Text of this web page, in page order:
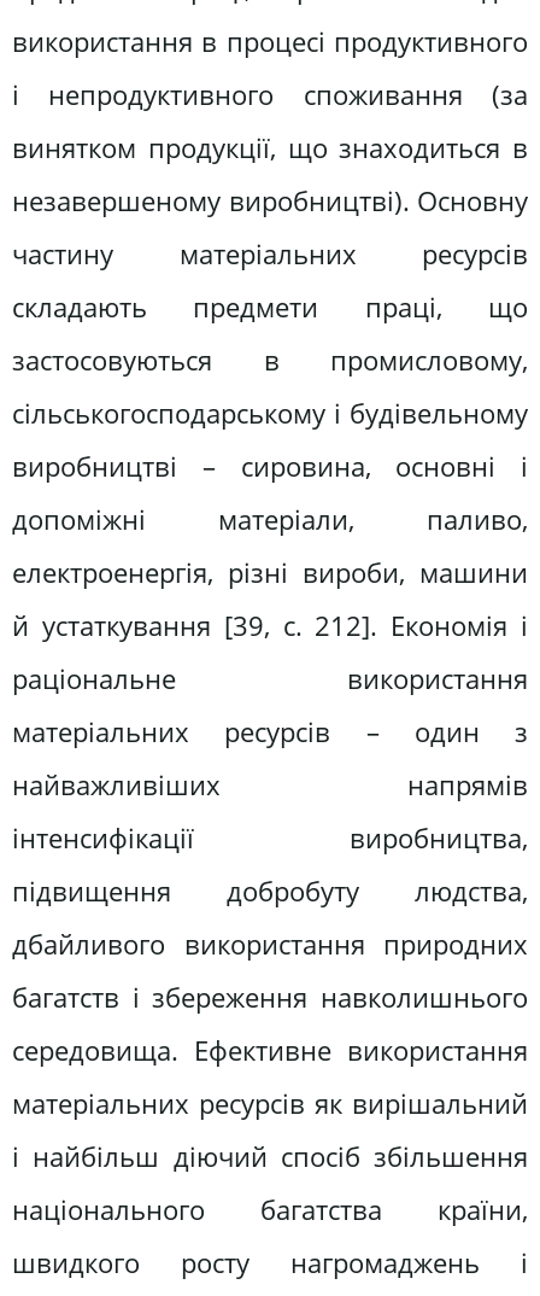
використання в процесі продуктивного
і непродуктивного споживання (за
винятком продукції, що знаходиться в
незавершеному виробництві). Основну
частину матеріальних ресурсів
складають предмети праці, що
застосовуються в промисловому,
сільськогосподарському і будівельному
виробництві – сировина, основні і
допоміжні матеріали, паливо,
електроенергія, різні вироби, машини
й устаткування [39, с. 212]. Економія і
раціональне використання
матеріальних ресурсів – один з
найважливіших напрямів
інтенсифікації виробництва,
підвищення добробуту людства,
дбайливого використання природних
багатств і збереження навколишнього
середовища. Ефективне використання
матеріальних ресурсів як вирішальний
і найбільш діючий спосіб збільшення
національного багатства країни,
швидкого росту нагромаджень і